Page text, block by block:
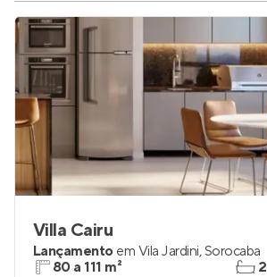
Villa Cairu
Lançamento em Vila Jardini,Sorocaba
80 a 111 m²
2